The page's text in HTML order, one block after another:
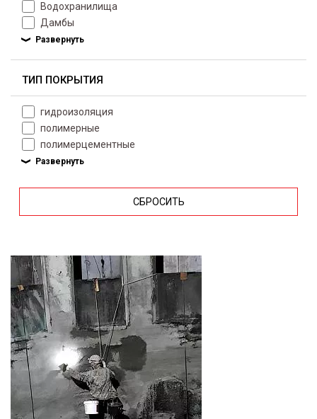
Водохранилища
Дамбы
ТИП ПОКРЫТИЯ
гидроизоляция
полимерные
полимерцементные
СБРОСИТЬ